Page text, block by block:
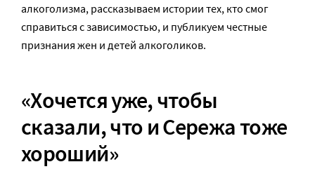
алкоголизма, рассказываем истории тех, кто смог
справиться с зависимостью, и публикуем честные
признания жен и детей алкоголиков.
«Хочется уже, чтобы
сказали, что и Сережа тоже
хороший»